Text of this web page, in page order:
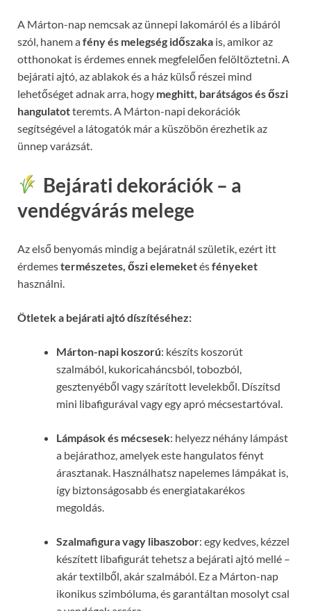
A Márton-nap nemcsak az ünnepi lakomáról és a libáról
szól, hanem afény és melegség időszaka is, amikor az
otthonokat is érdemes ennek megfelelően felöltöztetni. A
bejárati ajtó, az ablakok és a ház külső részei mind
lehetőséget adnak arra, hogy meghitt, barátságos és őszi
hangulatotteremts. A Márton-napi dekorációk
segítségével a látogatók már a küszöbön érezhetik az
ünnep varázsát.
Bejárati dekorációk – a
vendégvárás melege
Az első benyomás mindig a bejáratnál születik, ezért itt
érdemestermészetes, őszi elemeketésfényeket
használni.
Ötletek a bejárati ajtó díszítéséhez:
Márton-napi koszorú: készíts koszorút
szalmából, kukoricaháncsból, tobozból,
gesztenyéből vagy szárított levelekből. Díszítsd
mini libafigurával vagy egy apró mécsestartóval.
Lámpások és mécsesek: helyezz néhány lámpást
a bejárathoz, amelyek este hangulatos fényt
árasztanak. Használhatsz napelemes lámpákat is,
így biztonságosabb és energiatakarékos
megoldás.
Szalmafigura vagy libaszobor: egy kedves, kézzel
készített libafigurát tehetsz a bejárati ajtó mellé –
akár textilből, akár szalmából. Ez a Márton-nap
ikonikus szimbóluma, és garantáltan mosolyt csal